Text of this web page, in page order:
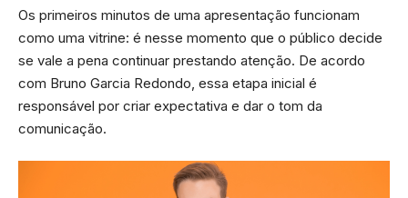
Os primeiros minutos de uma apresentação funcionam
como uma vitrine: é nesse momento que o público decide
se vale a pena continuar prestando atenção. De acordo
com Bruno Garcia Redondo, essa etapa inicial é
responsável por criar expectativa e dar o tom da
comunicação.